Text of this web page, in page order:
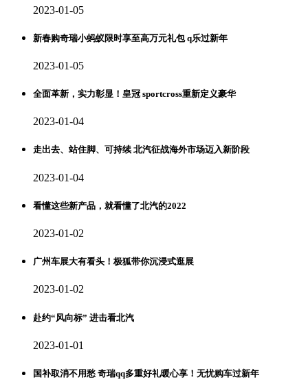
2023-01-05
新春购奇瑞小蚂蚁限时享至高万元礼包 q乐过新年
2023-01-05
全面革新，实力彰显！皇冠 sportcross重新定义豪华
2023-01-04
走出去、站住脚、可持续 北汽征战海外市场迈入新阶段
2023-01-04
看懂这些新产品，就看懂了北汽的2022
2023-01-02
广州车展大有看头！极狐带你沉浸式逛展
2023-01-02
赴约“风向标” 进击看北汽
2023-01-01
国补取消不用愁 奇瑞qq多重好礼暖心享！无忧购车过新年